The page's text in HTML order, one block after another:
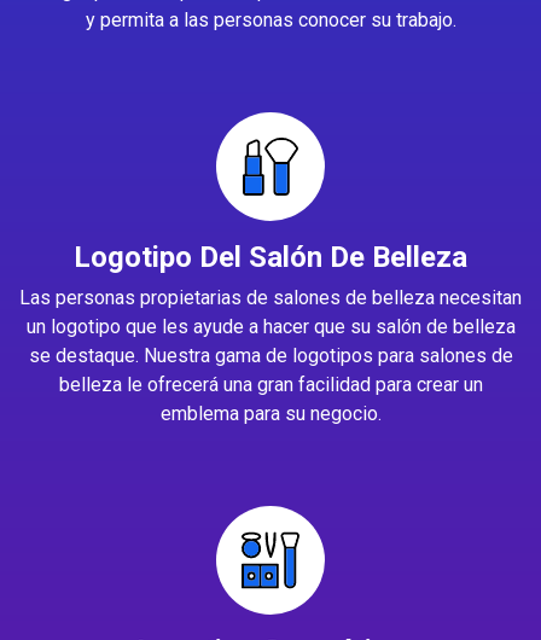
y permita a las personas conocer su trabajo.
Logotipo Del Salón De Belleza
Las personas propietarias de salones de belleza necesitan
un logotipo que les ayude a hacer que su salón de belleza
se destaque. Nuestra gama de logotipos para salones de
belleza le ofrecerá una gran facilidad para crear un
emblema para su negocio.